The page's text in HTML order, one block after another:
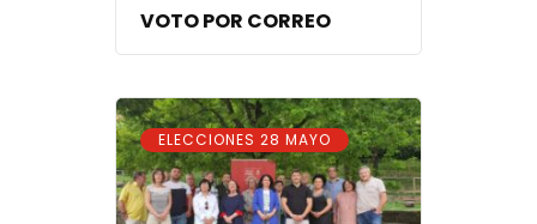
VOTO POR CORREO
ELECCIONES 28 MAYO